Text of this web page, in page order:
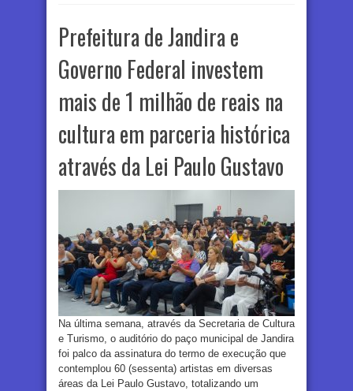
Prefeitura de Jandira e
Governo Federal investem
mais de 1 milhão de reais na
cultura em parceria histórica
através da Lei Paulo Gustavo
Na última semana, através da Secretaria de Cultura
e Turismo, o auditório do paço municipal de Jandira
foi palco da assinatura do termo de execução que
contemplou 60 (sessenta) artistas em diversas
áreas da Lei Paulo Gustavo, totalizando um